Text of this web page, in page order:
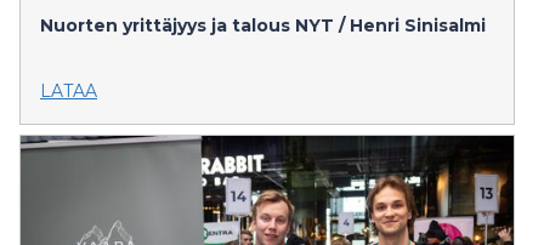
Nuorten yrittäjyys ja talous NYT / Henri Sinisalmi
LATAA